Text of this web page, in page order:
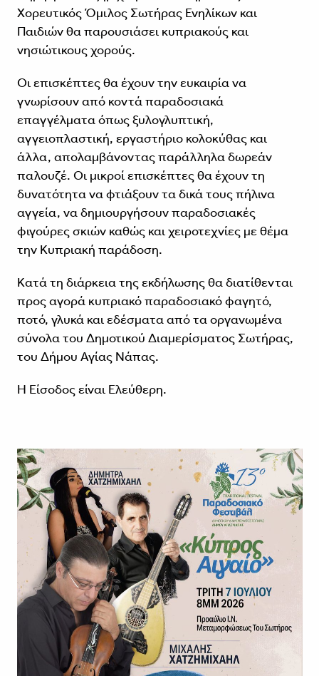
Χορευτικός Όμιλος Σωτήρας Ενηλίκων και
Παιδιών θα παρουσιάσει κυπριακούς και
νησιώτικους χορούς.
Οι επισκέπτες θα έχουν την ευκαιρία να
γνωρίσουν από κοντά παραδοσιακά
επαγγέλματα όπως ξυλογλυπτική,
αγγειοπλαστική, εργαστήριο κολοκύθας και
άλλα, απολαμβάνοντας παράλληλα δωρεάν
παλουζέ. Οι μικροί επισκέπτες θα έχουν τη
δυνατότητα να φτιάξουν τα δικά τους πήλινα
αγγεία, να δημιουργήσουν παραδοσιακές
φιγούρες σκιών καθώς και χειροτεχνίες με θέμα
την Κυπριακή παράδοση.
Κατά τη διάρκεια της εκδήλωσης θα διατίθενται
προς αγορά κυπριακό παραδοσιακό φαγητό,
ποτό, γλυκά και εδέσματα από τα οργανωμένα
σύνολα του Δημοτικού Διαμερίσματος Σωτήρας,
του Δήμου Αγίας Νάπας.
Η Είσοδος είναι Ελεύθερη.